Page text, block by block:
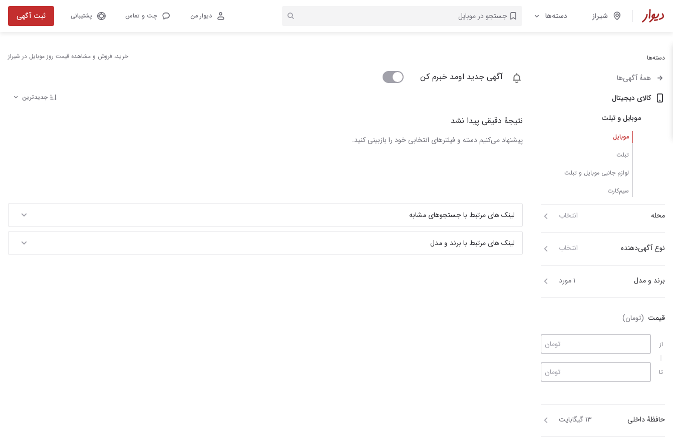
شیراز دسته‌ها دیوار من چت و تماس پشتیبانی ثبت آگهی
دسته‌ها
همهٔ آگهی‌ها
کالای دیجیتال
موبایل و تبلت
موبایل
تبلت
لوازم جانبی موبایل و تبلت
سیم‌کارت
محله انتخاب
نوع آگهی‌دهنده انتخاب
برند و مدل ۱ مورد
قیمت (تومان)
از
تا
تومان
تومان
حافظهٔ داخلی ۱۳ گیگابایت
خرید، فروش و مشاهده قیمت روز موبایل در شیراز
آگهی جدید اومد خبرم کن
جدیدترین
نتیجهٔ دقیقی پیدا نشد
پیشنهاد می‌کنیم دسته و فیلترهای انتخابی خود را بازبینی کنید.
لینک های مرتبط با جستجوهای مشابه
لینک های مرتبط با برند و مدل